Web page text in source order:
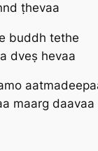
ṭhevaa
buddh tethe
dveṣ hevaa
maarg daavaa